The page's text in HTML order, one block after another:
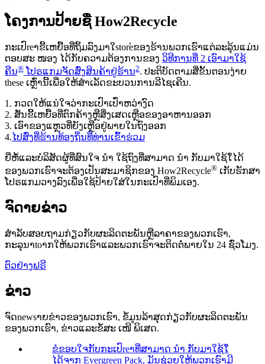
ໂຄງການປ້າຍຊື່ How2Recycle
ກະເປົreາຂີ້ເຫຍື້ອທີ່ຖິ້ມລົງມາໃstore່ຂອງຮ້ານພວກເຮົາແຕ່ລະລຸ້ນແມ່ນ
ຕອບສະ ໜອງ ໄດ້ກັບຄວາມຕ້ອງການຂອງ ວິທີການທີ່ 2 ເອົາມາໃຊ້
ຄືນ® ໂປຣແກມຈັດສົ່ງສິນຄ້າຢູ່ຮ້ານ2. ປະຕິບັດຕາມສີ່ຂັ້ນຕອນງ່າຍ
these ເຫຼົ່ານີ້ເພື່ອໃຫ້ສໍາເລັດຂະບວນການລີໄຊເຄີນ.
1. ກວດໃຫ້ແນ່ໃຈວ່າກະເປົາເປົ່າຫວ່າງົດ
2. ສັ່ນຂີ້ເຫຍື້ອທີ່ຕົກຄ້າງຫຼືສິ່ງເສດເຫຼືອຂອງອາຫານອອກ
3. ເອົາຂອງແຫຼວທີ່ຍັງເຫຼືອຢູ່ພາຍໃນຖົງອອກ
4.ໄປສົ່ງທີ່ຮ້ານທ້ອງຖິ່ນທີ່ທ່ານເຂົ້າຮ່ວມ
ຍີ່ຫໍ້ແລະບໍລິສັດຜູ້ທີ່ສົນໃຈ ນຳ ໃຊ້ຖົງທີ່ສາມາດ ນຳ ກັບມາໃຊ້ໃ່ໄດ້
ຂອງພວກເຮົາຈະຕ້ອງເປັນສະມາຊິກຂອງ How2Recycle® ເກັບຮັກສາ
ໂປຣແກມວາງລົງເພື່ອໃຊ້ປ້າຍໃສ່ໃນກະເປົາທີ່ພິມເອງ.
ຈົດາຍຂ່າວ
ສໍາລັບສອບຖາມກ່ຽວກັບຜະລິດຕະພັນຫຼືລາຄາຂອງພວກເຮົາ,
ກະລຸນາtoາກໃຫ້ພວກເຮົາແລະພວກເຮົາຈະຕິດຕໍ່ພາຍໃນ 24 ຊົ່ວໂມງ.
ຕົວຢ່າງຟຣີ
ຂ່າວ
ຈົດnewsາຍຂ່າວຂອງພວກເຮົາ, ຂໍ້ມູນລ້າສຸດກ່ຽວກັບຜະລິດຕະພັນ
ຂອງພວກເຮົາ, ຂ່າວແລະຂໍ້ສະ ເໜີ ພິເສດ.
ຂໍຂອບໃຈກັບກະເປົreາທີ່ສາມາດ ນຳ ກັບມາໃຊ້ໃ່
ໄດ້ຈາກ Evergreen Pack, ມັນຊ່ວຍໃຫ້ພວກເຮົາມີ